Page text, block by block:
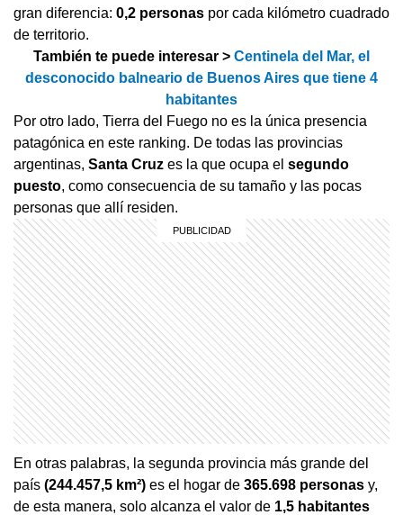
gran diferencia: 0,2 personas por cada kilómetro cuadrado
de territorio.
También te puede interesar > Centinela del Mar, el
desconocido balneario de Buenos Aires que tiene 4
habitantes
Por otro lado, Tierra del Fuego no es la única presencia
patagónica en este ranking. De todas las provincias
argentinas, Santa Cruz es la que ocupa el segundo
puesto, como consecuencia de su tamaño y las pocas
personas que allí residen.
En otras palabras, la segunda provincia más grande del
país (244.457,5 km²) es el hogar de 365.698 personas y,
de esta manera, solo alcanza el valor de 1,5 habitantes